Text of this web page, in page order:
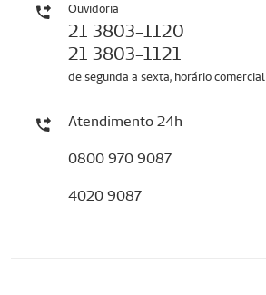
Ouvidoria
21 3803-1120
21 3803-1121
de segunda a sexta, horário comercial
Atendimento 24h
0800 970 9087
4020 9087